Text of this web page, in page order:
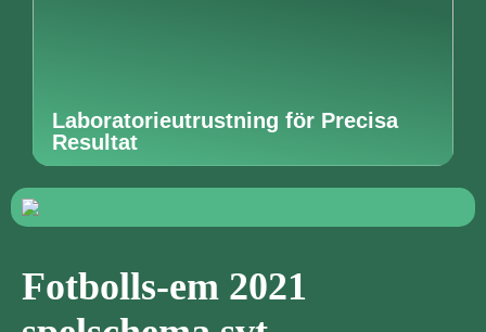
Laboratorieutrustning för Precisa
Resultat
Fotbolls-em 2021